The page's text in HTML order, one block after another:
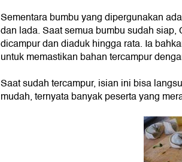
Sementara bumbu yang dipergunakan
dan lada. Saat semua bumbu sudah
dicampur dan diaduk hingga rata. Ia
untuk memastikan bahan tercampur
Saat sudah tercampur, isian ini bisa
mudah, ternyata banyak peserta yang